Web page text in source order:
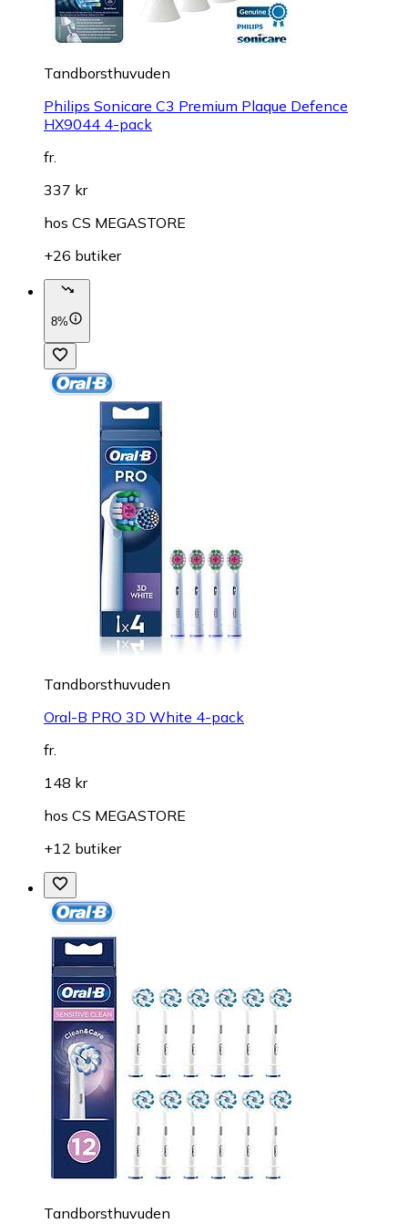
Tandborsthuvuden
Philips Sonicare C3 Premium Plaque Defence
HX9044 4-pack
fr.
337 kr
hos CS MEGASTORE
+26 butiker
8%
Tandborsthuvuden
Oral-B PRO 3D White 4-pack
fr.
148 kr
hos CS MEGASTORE
+12 butiker
Tandborsthuvuden